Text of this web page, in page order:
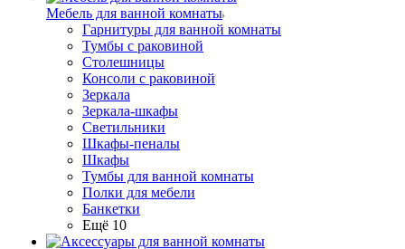
Мебель для ванной комнаты
Гарнитуры для ванной комнаты
Тумбы с раковиной
Столешницы
Консоли с раковиной
Зеркала
Зеркала-шкафы
Светильники
Шкафы-пеналы
Шкафы
Тумбы для ванной комнаты
Полки для мебели
Банкетки
Ещё 10